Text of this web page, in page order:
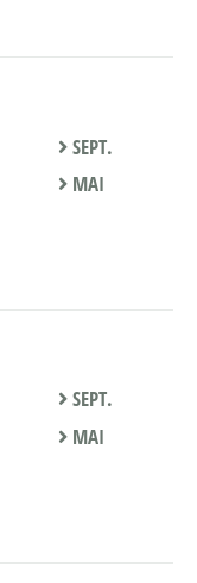
SEPT.
MAI
SEPT.
MAI